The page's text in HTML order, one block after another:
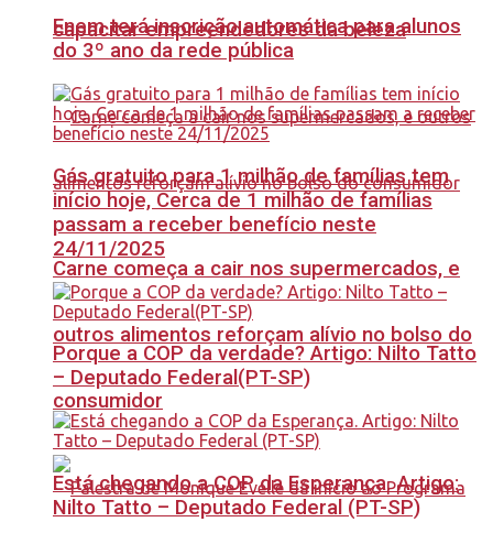
capacitar empreendedores da beleza
Carne começa a cair nos supermercados, e
outros alimentos reforçam alívio no bolso do
consumidor
Enem terá inscrição automática para alunos
do 3º ano da rede pública
Gás gratuito para 1 milhão de famílias tem
início hoje, Cerca de 1 milhão de famílias
passam a receber benefício neste
24/11/2025
Porque a COP da verdade? Artigo: Nilto Tatto
– Deputado Federal(PT-SP)
Está chegando a COP da Esperança. Artigo:
Nilto Tatto – Deputado Federal (PT-SP)